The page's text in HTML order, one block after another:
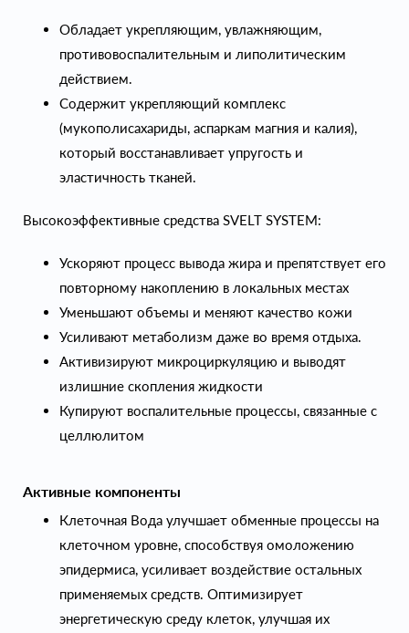
Обладает укрепляющим, увлажняющим,
противовоспалительным и липолитическим
действием.
Содержит укрепляющий комплекс
(мукополисахариды, аспаркам магния и калия),
который восстанавливает упругость и
эластичность тканей.
Высокоэффективные средства SVELT SYSTEM:
Ускоряют процесс вывода жира и препятствует его
повторному накоплению в локальных местах
Уменьшают объемы и меняют качество кожи
Усиливают метаболизм даже во время отдыха.
Активизируют микроциркуляцию и выводят
излишние скопления жидкости
Купируют воспалительные процессы, связанные с
целлюлитом
Активные компоненты
Клеточная Вода улучшает обменные процессы на
клеточном уровне, способствуя омоложению
эпидермиса, усиливает воздействие остальных
применяемых средств. Оптимизирует
энергетическую среду клеток, улучшая их